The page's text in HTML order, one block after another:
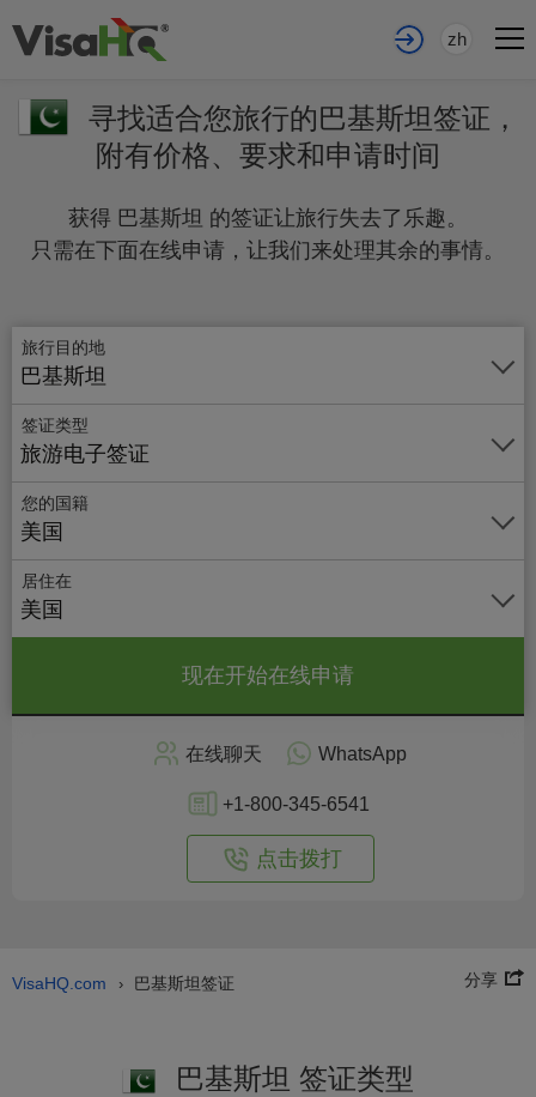
zh
寻找适合您旅行的巴基斯坦签证，
附有价格、要求和申请时间
获得 巴基斯坦 的签证让旅行失去了乐趣。
只需在下面在线申请，让我们来处理其余的事情。
旅行目的地
巴基斯坦
签证类型
旅游电子签证
您的国籍
美国
居住在
美国
现在开始在线申请
在线聊天 WhatsApp
+1-800-345-6541
点击拨打
VisaHQ.com › 巴基斯坦签证 分享
巴基斯坦 签证类型